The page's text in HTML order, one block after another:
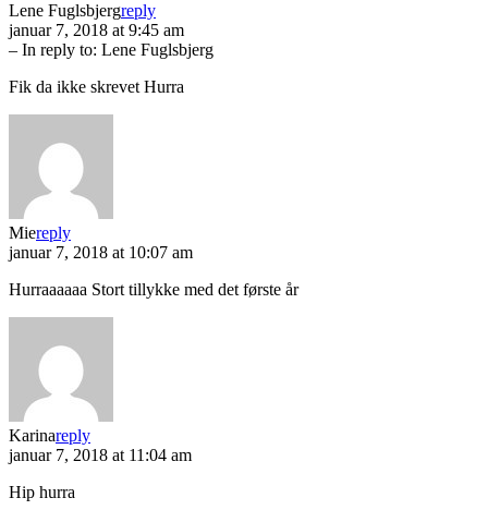
Lene Fuglsbjergreply
januar 7, 2018 at 9:45 am
– In reply to: Lene Fuglsbjerg
Fik da ikke skrevet Hurra
Miereply
januar 7, 2018 at 10:07 am
Hurraaaaaa Stort tillykke med det første år
Karinareply
januar 7, 2018 at 11:04 am
Hip hurra